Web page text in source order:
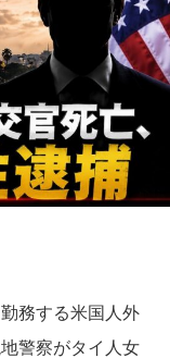
務する米国人外
警察がタイ人女